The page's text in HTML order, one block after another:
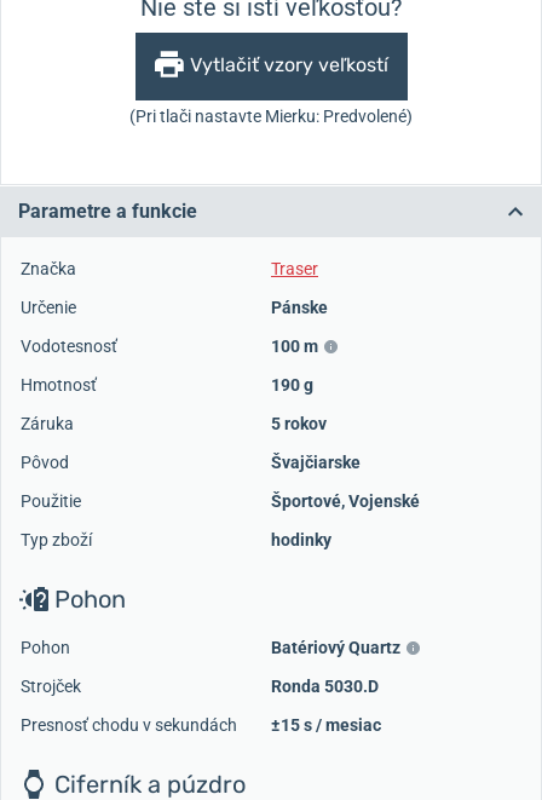
Nie ste si istí veľkosťou?
Vytlačiť vzory veľkostí
(Pri tlači nastavte Mierku: Predvolené)
Parametre a funkcie
Značka
Traser
Určenie
Pánske
Vodotesnosť
100 m
Hmotnosť
190 g
Záruka
5 rokov
Pôvod
Švajčiarske
Použitie
Športové,Vojenské
Typ zboží
hodinky
Pohon
Pohon
Batériový Quartz
Strojček
Ronda 5030.D
Presnosť chodu v sekundách
±15 s / mesiac
Ciferník a púzdro